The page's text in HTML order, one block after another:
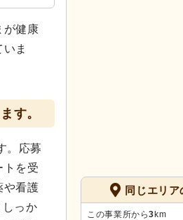
が健康
ま
す。
。応募
トを受
や看護
っか
同じエリア
この事業所から3 km